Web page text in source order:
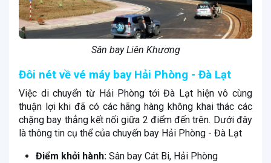
Sân bay Liên Khương
Đôi nét về vé máy bay Hải Phòng - Đà Lạt
Việc di chuyển từ Hải Phòng tới Đà Lạt hiện vô cùng
thuận lợi khi đã có các hãng hàng không khai thác các
chặng bay thẳng kết nối giữa 2 điểm đến trên. Dưới đây
là thông tin cụ thể của chuyến bay Hải Phòng - Đà Lạt
Điểm khởi hành: Sân bay Cát Bi, Hải Phòng